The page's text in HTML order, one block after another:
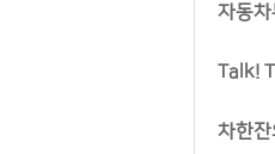
자동
Talk!
차한